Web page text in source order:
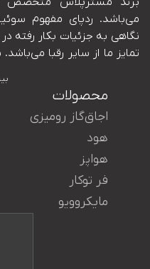
ایران در
محصولات
اجاق‌گاز رومیزی
هود
هواپز
فر توکار
مایکروویو